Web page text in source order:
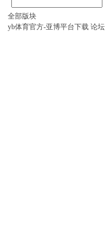
全部版块
yb体育官方-亚博平台下载 论坛